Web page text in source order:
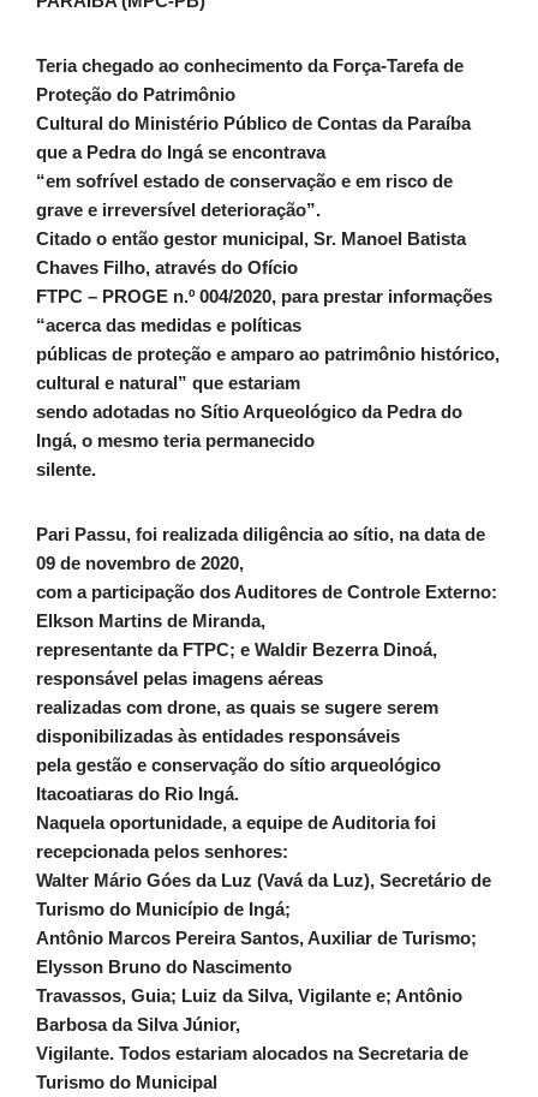
Teria chegado ao conhecimento da Força-Tarefa de
Proteção do Patrimônio
Cultural do Ministério Público de Contas da Paraíba
que a Pedra do Ingá se encontrava
“em sofrível estado de conservação e em risco de
grave e irreversível deterioração”.
Citado o então gestor municipal, Sr. Manoel Batista
Chaves Filho, através do Ofício
FTPC – PROGE n.º 004/2020, para prestar informações
“acerca das medidas e políticas
públicas de proteção e amparo ao patrimônio histórico,
cultural e natural” que estariam
sendo adotadas no Sítio Arqueológico da Pedra do
Ingá, o mesmo teria permanecido
silente.
Pari Passu, foi realizada diligência ao sítio, na data de
09 de novembro de 2020,
com a participação dos Auditores de Controle Externo:
Elkson Martins de Miranda,
representante da FTPC; e Waldir Bezerra Dinoá,
responsável pelas imagens aéreas
realizadas com drone, as quais se sugere serem
disponibilizadas às entidades responsáveis
pela gestão e conservação do sítio arqueológico
Itacoatiaras do Rio Ingá.
Naquela oportunidade, a equipe de Auditoria foi
recepcionada pelos senhores:
Walter Mário Góes da Luz (Vavá da Luz), Secretário de
Turismo do Município de Ingá;
Antônio Marcos Pereira Santos, Auxiliar de Turismo;
Elysson Bruno do Nascimento
Travassos, Guia; Luiz da Silva, Vigilante e; Antônio
Barbosa da Silva Júnior,
Vigilante. Todos estariam alocados na Secretaria de
Turismo do Municipal